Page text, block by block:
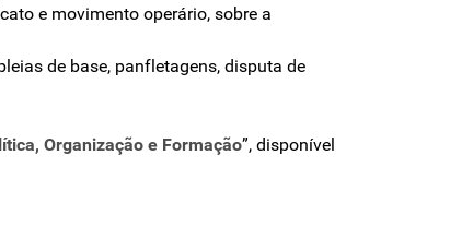
e movimento operário, sobre a
de base, panfletagens, disputa de
Organização e Formação”, disponível